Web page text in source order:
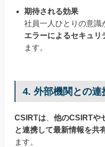
期待される効果
社員一人ひとりの意識
エラーによるセキュリ
ます。
4. 外部機関との連
CSIRTは 他のCSIRTや
と連携して最新情報を共
ます。